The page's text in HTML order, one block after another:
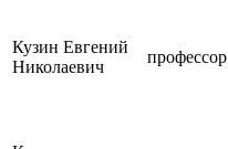
Кузин Евгений
Николаевич
профессор